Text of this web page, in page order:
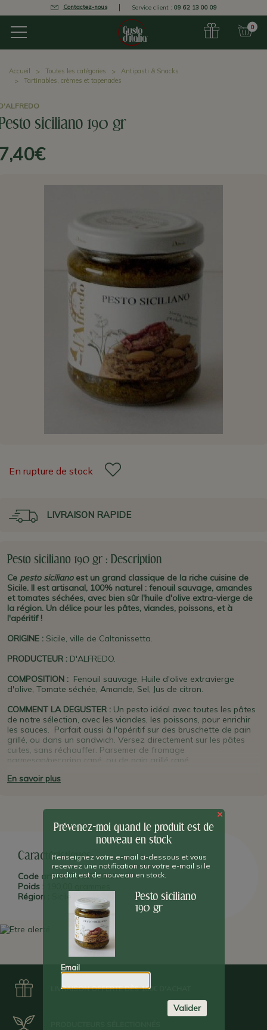
Contactez-nous Service client : 09 62 13 00 09
0
Accueil Toutes les catégories
Antipasti & Snacks
Tartinables, crèmes et tapenades
siciliano 190 gr
En rupture de stock
LIVRAISON RAPIDE
Pesto siciliano 190 gr : Description
Ce pesto sicilianoest un grand classique de la riche cuisine de
Sicile. Il est artisanal, 100% naturel : fenouil sauvage, amandes
et tomates séchées, avec bien sûr l'huile d'olive extra-vierge de
la région. Un délice pour les pâtes, viandes, poissons, et à
l'apéritif !
ORIGINE : Sicile, ville de Caltanissetta.
PRODUCTEUR : D'ALFREDO.
COMPOSITION : Fenouil sauvage, Huile d'olive extravierge
d'olive, Tomate séchée, Amande, Sel, Jus de citron.
COMMENT LA DEGUSTER : Un pesto idéal avec toutes les pâtes
de notre sélection, avec les viandes, les poissons, pour enrichir
les sauces. Parfait aussi à l'apéritif sur des bruschette de pain
grillé, ou dans un sandwich. Versez directement sur les pâtes
cuites, sans réchauffer. Parsemer de fromage
parmesan/pecorino rapé, ou de pain grillé rapé.
PLUS D'INFO :
(voir dans notre gamme d'huiles d'olive). Ce pesto est sans
conservateur, il est nécessaire de le recouvrir d'huile d'olive une
fois ouvert et de le consommer dans les 15 jours.
En savoir plus
Caractéristiques
Code article : DALFPESSI190
Poids :
Région :
LIVRAISON OFFERTE DÈS 100€ D'ACHAT
×
Prévenez-moi quand le produit est de
nouveau en stock
Renseignez votre e-mail ci-dessous et vous
recevrez une notification sur votre e-mail si le
produit est de nouveau en stock.
Pesto siciliano
190 gr
Email
Valider